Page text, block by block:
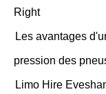
Right
Les avantages
pression des
Limo Hire